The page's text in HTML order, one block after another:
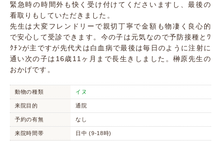
緊急時の時間外も快く受け付けてくださいますし、最後の
看取りもしていただきました。
先生は大変フレンドリーで親切丁寧で金額も物凄く良心的
で安心して受診できます。今の子は元気なので予防接種とﾜ
ｸﾁﾝが主ですが先代犬は白血病で最後は毎日のように注射に
通い次の子は16歳11ヶ月まで長生きしました。榊原先生の
おかげです。
動物の種類 イヌ
来院目的 通院
予約の有無 なし
来院時間帯 日中 (9-18時)